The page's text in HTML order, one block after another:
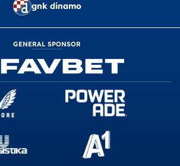
gnk dinamo
GENERAL SPONSOR